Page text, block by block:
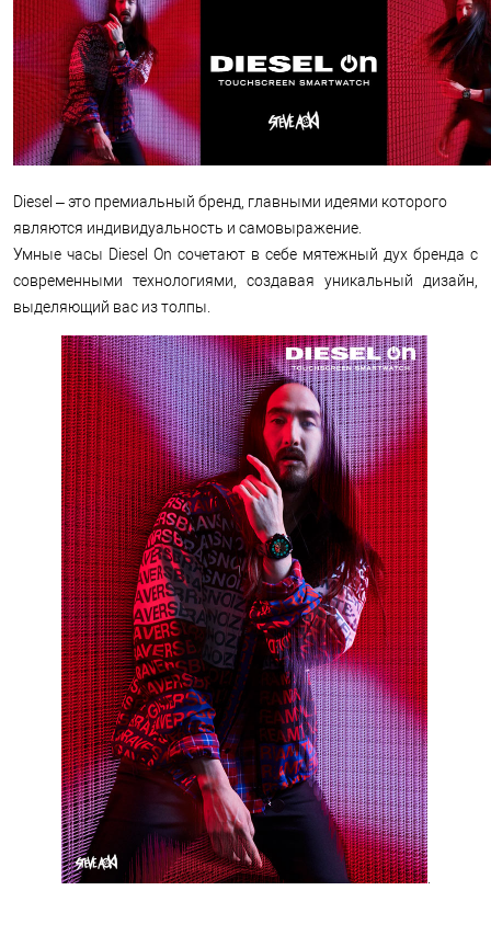
Diesel – это премиальный бренд, главными идеями которого
являются индивидуальность и самовыражение.
Умные часы Diesel On сочетают в себе мятежный дух бренда с
современными технологиями, создавая уникальный дизайн,
выделяющий вас из толпы.
.